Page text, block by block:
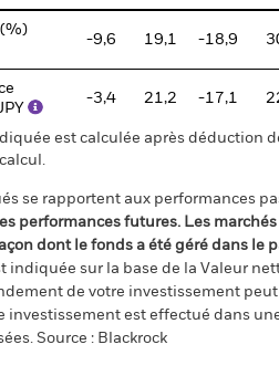
-9,6 19,1 -18,9
-3,4 21,2 -17,1
est calculée après déduction
se rapportent aux performances
performances futures. Les
dont le fonds a été géré dans le
indiquée sur la base de la Valeur
de votre investissement
investissement est effectué dans
Source : Blackrock